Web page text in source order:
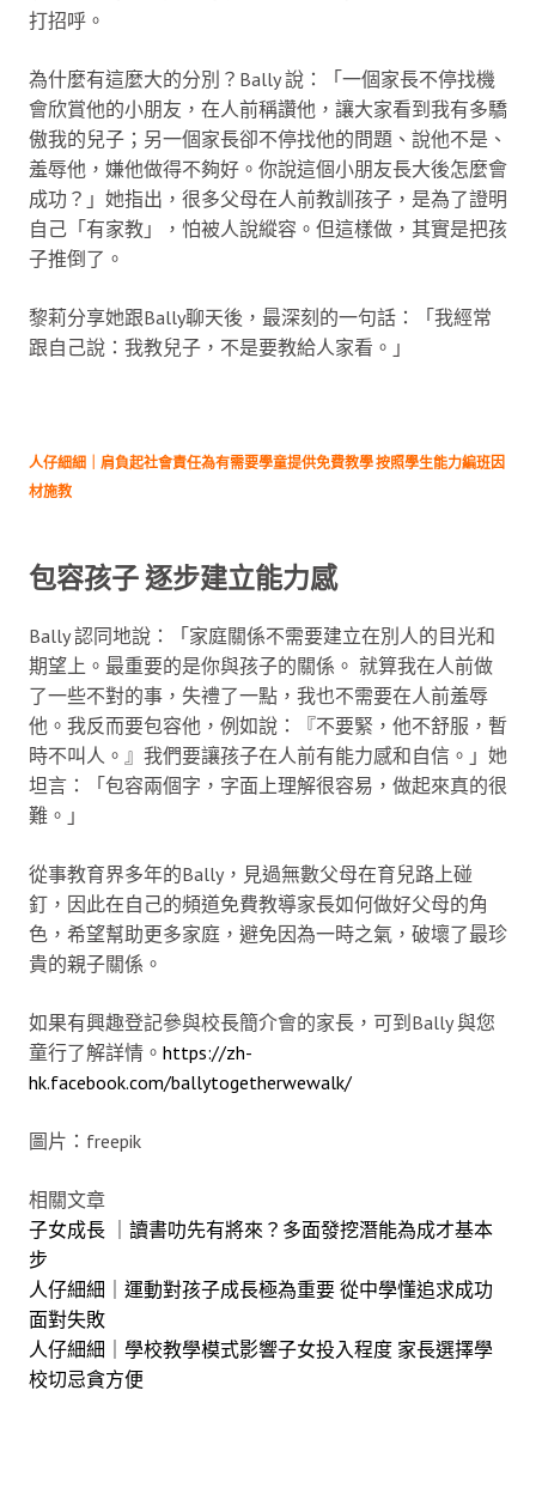
打招呼。
為什麼有這麼大的分別？Bally 說：「一個家長不停找機
會欣賞他的小朋友，在人前稱讚他，讓大家看到我有多驕
傲我的兒子；另一個家長卻不停找他的問題、說他不是、
羞辱他，嫌他做得不夠好。你說這個小朋友長大後怎麼會
成功？」她指出，很多父母在人前教訓孩子，是為了證明
自己「有家教」，怕被人說縱容。但這樣做，其實是把孩
子推倒了。
黎莉分享她跟Bally聊天後，最深刻的一句話：「我經常
跟自己說：我教兒子，不是要教給人家看。」
人仔細細｜肩負起社會責任為有需要學童提供免費教學 按照學生能力編班因
材施教
包容孩子 逐步建立能力感
Bally 認同地說：「家庭關係不需要建立在別人的目光和
期望上。最重要的是你與孩子的關係。 就算我在人前做
了一些不對的事，失禮了一點，我也不需要在人前羞辱
他。我反而要包容他，例如說：『不要緊，他不舒服，暫
時不叫人。』我們要讓孩子在人前有能力感和自信。」她
坦言：「包容兩個字，字面上理解很容易，做起來真的很
難。」
從事教育界多年的Bally，見過無數父母在育兒路上碰
釘，因此在自己的頻道免費教導家長如何做好父母的角
色，希望幫助更多家庭，避免因為一時之氣，破壞了最珍
貴的親子關係。
如果有興趣登記參與校長簡介會的家長，可到Bally 與您
童行了解詳情。 https://zh-
hk.facebook.com/ballytogetherwewalk/
圖片：freepik
相關文章
子女成長 ｜讀書叻先有將來？多面發挖潛能為成才基本
步
人仔細細｜運動對孩子成長極為重要 從中學懂追求成功
面對失敗
人仔細細｜學校教學模式影響子女投入程度 家長選擇學
校切忌貪方便